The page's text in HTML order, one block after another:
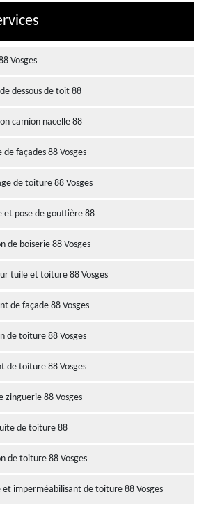
Vosges
dessous de toit 88
camion nacelle 88
de façades 88 Vosges
de toiture 88 Vosges
et pose de gouttière 88
de boiserie 88 Vosges
tuile et toiture 88 Vosges
de façade 88 Vosges
de toiture 88 Vosges
de toiture 88 Vosges
zinguerie 88 Vosges
de toiture 88
de toiture 88 Vosges
et imperméabilisant de toiture 88 Vosges